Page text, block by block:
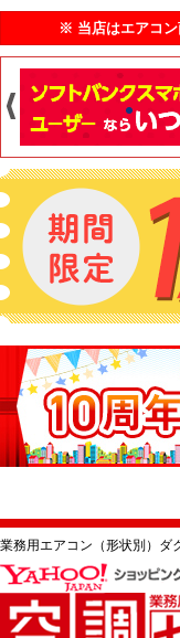
業務用エアコン（形状別）ダ